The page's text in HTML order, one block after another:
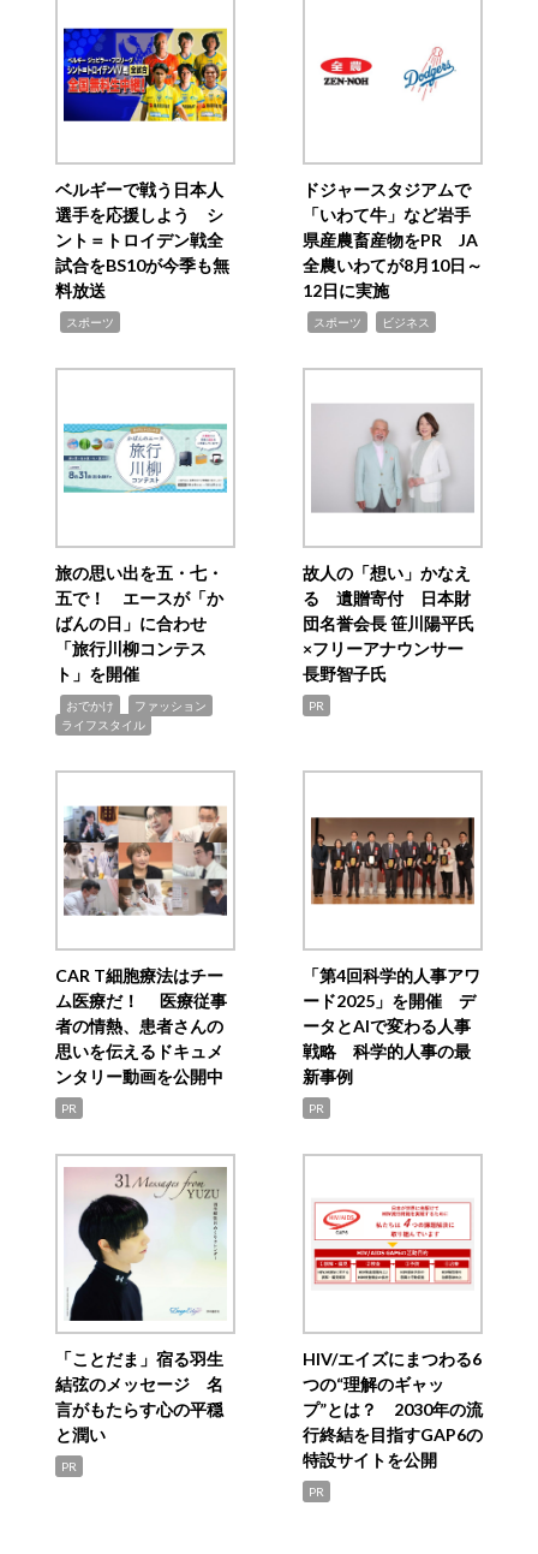
ベルギーで戦う日本人
選手を応援しよう シ
ント＝トロイデン戦全
試合をBS10が今季も無
料放送
スポーツ
ドジャースタジアムで
「いわて牛」など岩手
県産農畜産物をPR JA
全農いわてが8月10日～
12日に実施
スポーツ ビジネス
旅の思い出を五・七・
五で！ エースが「か
ばんの日」に合わせ
「旅行川柳コンテス
ト」を開催
おでかけ ファッション
ライフスタイル
故人の「想い」かなえ
る 遺贈寄付 日本財
団名誉会長 笹川陽平氏
×フリーアナウンサー
長野智子氏
PR
CAR T細胞療法はチー
ム医療だ！ 医療従事
者の情熱、患者さんの
思いを伝えるドキュメ
ンタリー動画を公開中
PR
「第4回科学的人事アワ
ード2025」を開催 デ
ータとAIで変わる人事
戦略 科学的人事の最
新事例
PR
「ことだま」宿る羽生
結弦のメッセージ 名
言がもたらす心の平穏
と潤い
PR
HIV/エイズにまつわる6
つの“理解のギャッ
プ”とは？ 2030年の流
行終結を目指すGAP6の
特設サイトを公開
PR